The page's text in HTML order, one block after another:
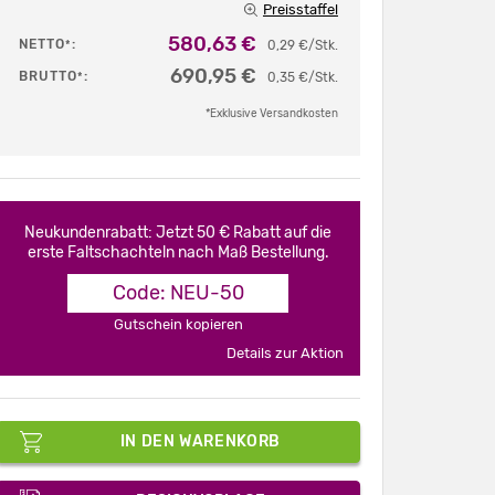
Preisstaffel
NETTO*: 0,29 €/Stk.
580,63 €
BRUTTO*: 0,35 €/Stk.
690,95 €
*Exklusive Versandkosten
Neukundenrabatt: Jetzt 50 € Rabatt auf die
erste Faltschachteln nach Maß Bestellung.
Code: NEU-50
Gutschein kopieren
Details zur Aktion
IN DEN WARENKORB